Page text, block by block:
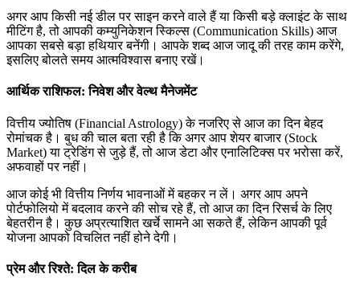
अगर आप किसी नई डील पर साइन करने वाले हैं या किसी बड़े क्लाइंट के साथ
मीटिंग है, तो आपकी कम्युनिकेशन स्किल्स (Communication Skills) आज
आपका सबसे बड़ा हथियार बनेंगी। आपके शब्द आज जादू की तरह काम करेंगे,
इसलिए बोलते समय आत्मविश्वास बनाए रखें।
आर्थिक राशिफल: निवेश और वेल्थ मैनेजमेंट
वित्तीय ज्योतिष (Financial Astrology) के नजरिए से आज का दिन बेहद
रोमांचक है। बुध की चाल बता रही है कि अगर आप शेयर बाजार (Stock
Market) या ट्रेडिंग से जुड़े हैं, तो आज डेटा और एनालिटिक्स पर भरोसा करें,
अफवाहों पर नहीं।
आज कोई भी वित्तीय निर्णय भावनाओं में बहकर न लें। अगर आप अपने
पोर्टफोलियो में बदलाव करने की सोच रहे हैं, तो आज का दिन रिसर्च के लिए
बेहतरीन है। कुछ अप्रत्याशित खर्चे सामने आ सकते हैं, लेकिन आपकी पूर्व
योजना आपको विचलित नहीं होने देगी।
प्रेम और रिश्ते: दिल के करीब